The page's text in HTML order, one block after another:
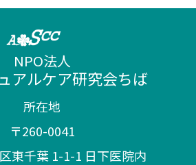
NPO法人
アルケア研究会ちば
所在地
〒260-0041
東千葉 1-1-1 日下医院内